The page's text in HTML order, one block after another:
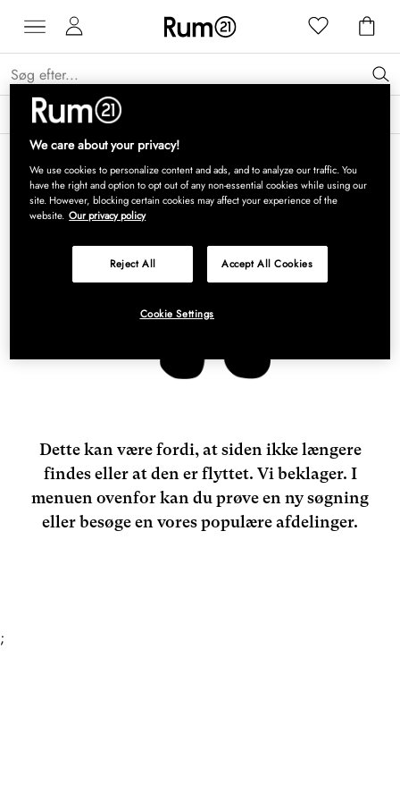
Få 15 % på Grythyttan Stålmöbler* →
Dette kan være fordi, at siden ikke længere
findes eller at den er flyttet. Vi beklager. I
menuen ovenfor kan du prøve en ny søgning
eller besøge en vores populære afdelinger.
;
We care about your privacy!
We use cookies to personalize content and ads, and to analyze our traffic. You
have the right and option to opt out of any non-essential cookies while using our
site. However, blocking certain cookies may affect your experience of the
website. Our privacy policy
Reject All Accept All Cookies
Cookie Settings